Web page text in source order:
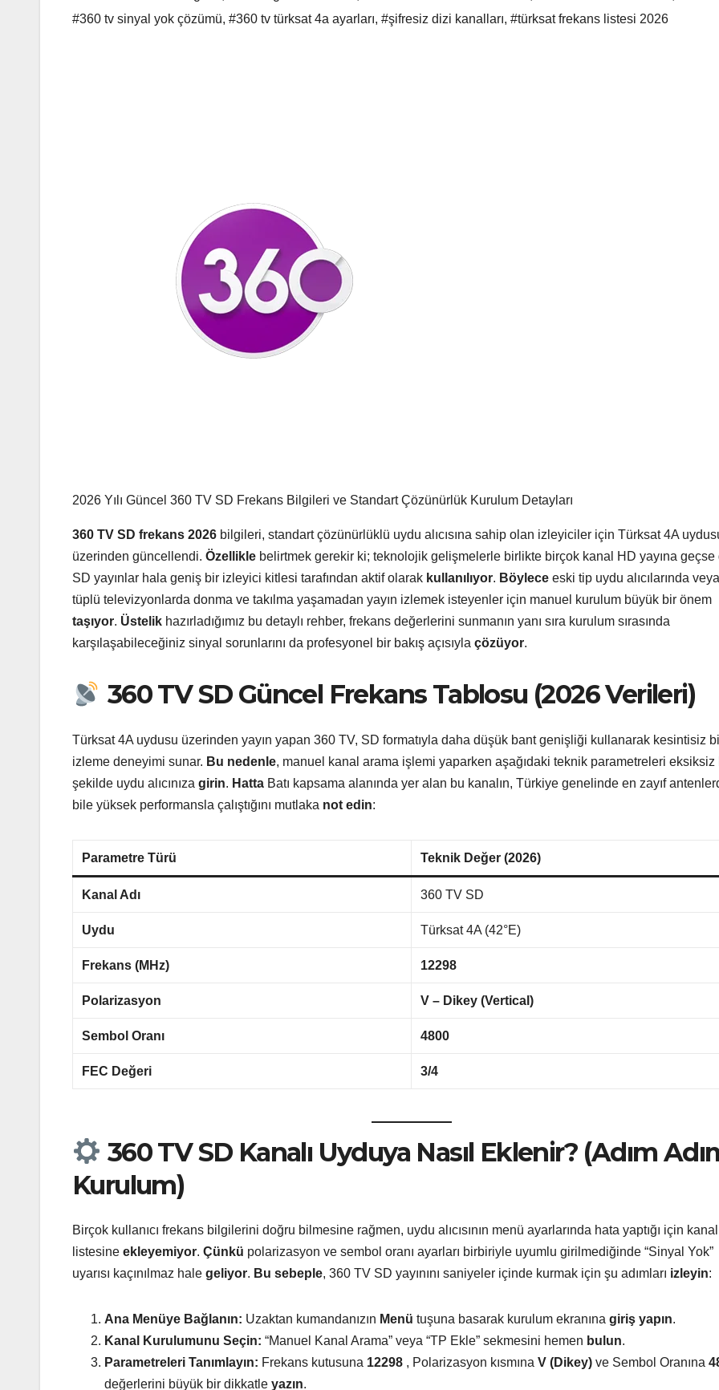
#360 tv sinyal yok çözümü, #360 tv türksat 4a ayarları, #şifresiz dizi kanalları, #türksat frekans listesi 2026
2026 Yılı Güncel 360 TV SD Frekans Bilgileri ve Standart Çözünürlük Kurulum Detayları
360 TV SD frekans 2026 bilgileri, standart çözünürlüklü uydu alıcısına sahip olan izleyiciler için Türksat 4A
üzerinden güncellendi. Özellikle belirtmek gerekir ki; teknolojik gelişmelerle birlikte birçok kanal HD yayına geçse
SD yayınlar hala geniş bir izleyici kitlesi tarafından aktif olarak kullanılıyor. Böylece eski tip uydu alıcılarında veya
tüplü televizyonlarda donma ve takılma yaşamadan yayın izlemek isteyenler için manuel kurulum büyük bir önem
taşıyor. Üstelik hazırladığımız bu detaylı rehber, frekans değerlerini sunmanın yanı sıra kurulum sırasında
karşılaşabileceğiniz sinyal sorunlarını da profesyonel bir bakış açısıyla çözüyor.
360 TV SD Güncel Frekans Tablosu (2026 Verileri)
Türksat 4A uydusu üzerinden yayın yapan 360 TV, SD formatıyla daha düşük bant genişliği kullanarak kesintisiz
izleme deneyimi sunar. Bu nedenle, manuel kanal arama işlemi yaparken aşağıdaki teknik parametreleri eksiksiz
şekilde uydu alıcınıza girin. Hatta Batı kapsama alanında yer alan bu kanalın, Türkiye genelinde en zayıf
bile yüksek performansla çalıştığını mutlaka not edin:
Parametre Türü Teknik Değer (2026)
Kanal Adı 360 TV SD
Uydu Türksat 4A (42°E)
Frekans (MHz) 12298
Polarizasyon V – Dikey (Vertical)
Sembol Oranı 4800
FEC Değeri 3/4
360 TV SD Kanalı Uyduya Nasıl Eklenir? (Adım
Kurulum)
Birçok kullanıcı frekans bilgilerini doğru bilmesine rağmen, uydu alıcısının menü ayarlarında hata yaptığı için
listesine ekleyemiyor. Çünkü polarizasyon ve sembol oranı ayarları birbiriyle uyumlu girilmediğinde “Sinyal Yok”
uyarısı kaçınılmaz hale geliyor. Bu sebeple, 360 TV SD yayınını saniyeler içinde kurmak için şu adımları izleyin:
Ana Menüye Bağlanın: Uzaktan kumandanızın Menü tuşuna basarak kurulum ekranına giriş yapın.
Kanal Kurulumunu Seçin: “Manuel Kanal Arama” veya “TP Ekle” sekmesini hemen bulun.
Parametreleri Tanımlayın: Frekans kutusuna 12298 , Polarizasyon kısmına V (Dikey) ve Sembol Oranına
değerlerini büyük bir dikkatle yazın.